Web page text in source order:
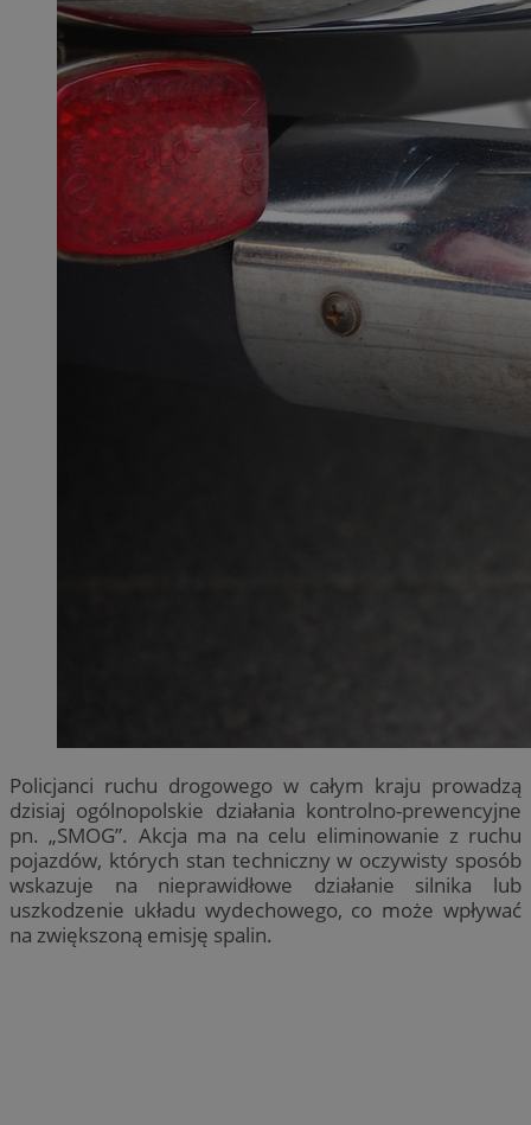
Policjanci ruchu drogowego w całym kraju prowadzą
dzisiaj ogólnopolskie działania kontrolno-prewencyjne
pn. „SMOG”. Akcja ma na celu eliminowanie z ruchu
pojazdów, których stan techniczny w oczywisty sposób
wskazuje na nieprawidłowe działanie silnika lub
uszkodzenie układu wydechowego, co może wpływać
na zwiększoną emisję spalin.